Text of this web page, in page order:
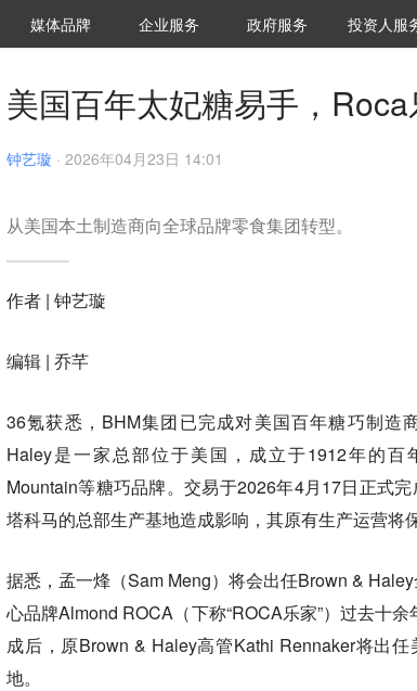
媒体品牌 36Kr研究院
企业服务 城市之窗
政府服务 VClub投资机
投资机构职位
投资人服
美国百年太妃糖易手，
钟艺璇 · 2026年04月23日 14:01
从美国本土制造商向全球品牌零食集团转型。
作者 | 钟艺璇
编辑 | 乔芊
36氪获悉，BHM集团已完成对美国百年糖巧制造
Haley是一家总部位于美国，成立于1912年的百
Mountain等糖巧品牌。交易于2026年4月17日正式
塔科马的总部生产基地造成影响，其原有生产运营将
据悉，孟一烽（Sam Meng）将会出任Brown &
心品牌Almond ROCA（下称“ROCA乐家”）过去十
成后，原Brown & Haley高管Kathi Rennaker将出
地。